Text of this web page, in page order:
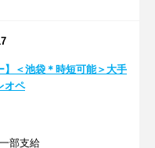
】＜池袋＊時短可能＞大手
オペ
部支給